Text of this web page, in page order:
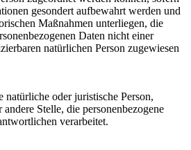
gesondert aufbewahrt werden und
Maßnahmen unterliegen, die
Daten nicht einer
natürlichen Person zugewiesen
natürliche oder juristische Person,
Stelle, die personenbezogene
verarbeitet.